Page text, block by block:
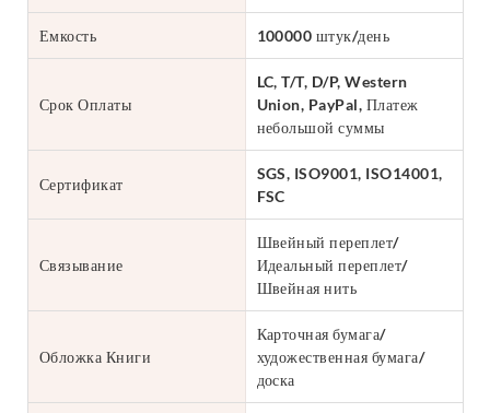
Емкость 100000 штук/день
Срок Оплаты
LC, T/T, D/P, Western
Union, PayPal, Платеж
небольшой суммы
Сертификат
SGS, ISO9001, ISO14001,
FSC
Связывание
Швейный переплет/
Идеальный переплет/
Швейная нить
Обложка Книги
Карточная бумага/
художественная бумага/
доска